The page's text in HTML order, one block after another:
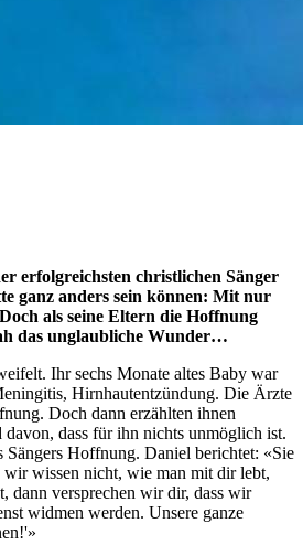
erfolgreichsten christlichen Sänger
ganz anders sein können: Mit nur
als seine Eltern die Hoffnung
das unglaubliche Wunder…
Ihr sechs Monate altes Baby war
Hirnhautentzündung. Die Ärzte
Doch dann erzählten ihnen
davon, dass für ihn nichts unmöglich ist.
Sängers Hoffnung. Daniel berichtet: «Sie
wir wissen nicht, wie man mit dir lebt,
dann versprechen wir dir, dass wir
widmen werden. Unsere ganze